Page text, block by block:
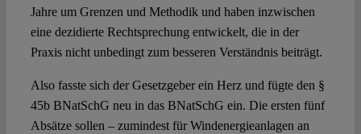
Jahre um Grenzen und Methodik und haben inzwischen
eine dezidierte Rechtsprechung entwickelt, die in der
Praxis nicht unbedingt zum besseren Verständnis beiträgt.
Also fasste sich der Gesetzgeber ein Herz und fügte den §
45b BNatSchG neu in das BNatSchG ein. Die ersten fünf
Absätze sollen – zumindest für Windenergieanlagen an